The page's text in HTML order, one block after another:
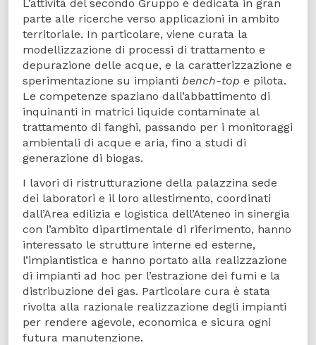
L’attività del secondo Gruppo è dedicata in gran
parte alle ricerche verso applicazioni in ambito
territoriale. In particolare, viene curata la
modellizzazione di processi di trattamento e
depurazione delle acque, e la caratterizzazione e
sperimentazione su impianti bench-top e pilota.
Le competenze spaziano dall’abbattimento di
inquinanti in matrici liquide contaminate al
trattamento di fanghi, passando per i monitoraggi
ambientali di acque e aria, fino a studi di
generazione di biogas.
I lavori di ristrutturazione della palazzina sede
dei laboratori e il loro allestimento, coordinati
dall’Area edilizia e logistica dell’Ateneo in sinergia
con l’ambito dipartimentale di riferimento, hanno
interessato le strutture interne ed esterne,
l’impiantistica e hanno portato alla realizzazione
di impianti ad hoc per l’estrazione dei fumi e la
distribuzione dei gas. Particolare cura è stata
rivolta alla razionale realizzazione degli impianti
per rendere agevole, economica e sicura ogni
futura manutenzione.